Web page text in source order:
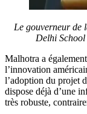
Le gouverneur de
Delhi
Malhotra a
l’innovation
l’adoption du projet
dispose déjà d’une
très robuste,